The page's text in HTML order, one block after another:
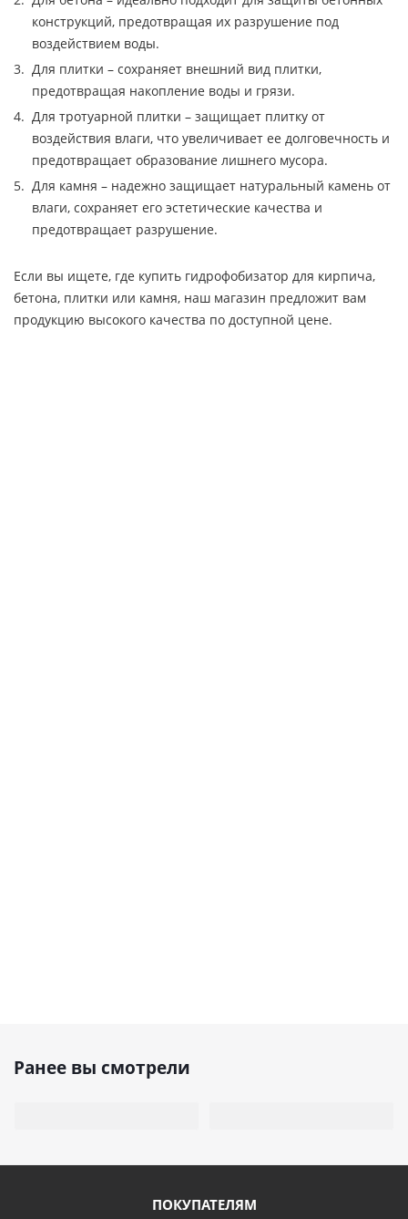
конструкций, предотвращая их разрушение под
воздействием воды.
Для плитки – сохраняет внешний вид плитки,
предотвращая накопление воды и грязи.
Для тротуарной плитки – защищает плитку от
воздействия влаги, что увеличивает ее долговечность и
предотвращает образование лишнего мусора.
Для камня – надежно защищает натуральный камень от
влаги, сохраняет его эстетические качества и
предотвращает разрушение.
Если вы ищете, где купить гидрофобизатор для кирпича,
бетона, плитки или камня, наш магазин предложит вам
продукцию высокого качества по доступной цене.
Ранее вы смотрели
ПОКУПАТЕЛЯМ